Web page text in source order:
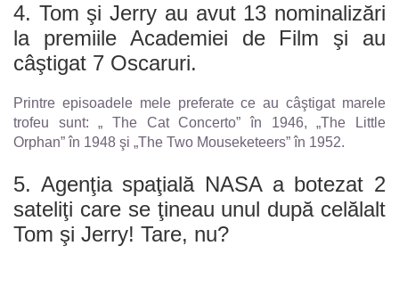
4. Tom şi Jerry au avut 13 nominalizări
la premiile Academiei de Film şi au
câştigat 7 Oscaruri.
Printre episoadele mele preferate ce au câştigat marele
trofeu sunt: „ The Cat Concerto” în 1946, „The Little
Orphan” în 1948 şi „The Two Mouseketeers” în 1952.
5. Agenţia spaţială NASA a botezat 2
sateliţi care se ţineau unul după celălalt
Tom şi Jerry! Tare, nu?